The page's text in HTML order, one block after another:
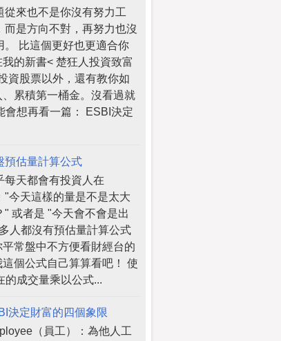
從來也不是你沒有努力工
而是方向不對，再努力也沒
。 比這個更好也更適合你
的新書< 楚狂人投資致富
資股票以外，還有教你如
累積第一桶金。沒看過就
會想再看一篇： ESBI決定
預估量計算公式
每天都會有投資人在
"今天這樣的量是不是太大
" 或者是 "今天會不會是出
人都沒有預估量計算公式
常盤中不方便看財經台的
個公式自己算算看吧！ 使
的成交量乘以公式...
決定財富的四個象限
（員工）：為他人工